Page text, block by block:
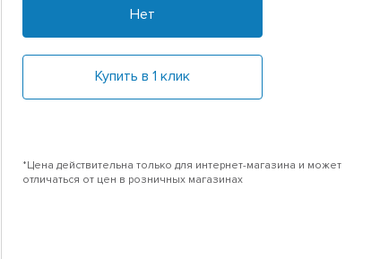
Нет
Купить в 1 клик
*Цена действительна только для интернет-магазина и может
отличаться от цен в розничных магазинах